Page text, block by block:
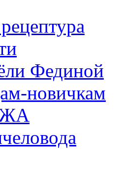
Фединой
новичкам